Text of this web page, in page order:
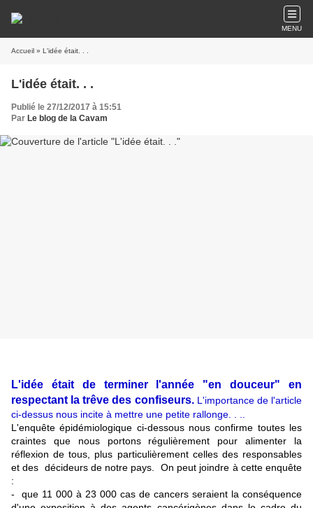
MENU
Accueil » L'idée était. . .
L'idée était. . .
Publié le 27/12/2017 à 15:51
Par Le blog de la Cavam
L'idée était de terminer l'année "en douceur" en
respectant la trêve des confiseurs. L'importance de l'article
ci-dessus nous incite à mettre une petite rallonge. . ..
L'enquête épidémiologique ci-dessous nous confirme toutes les
craintes que nous portons régulièrement pour alimenter la
réflexion de tous, plus particulièrement celles des responsables
et des décideurs de notre pays. On peut joindre à cette enquête
:
- que 11 000 à 23 000 cas de cancers seraient la conséquence